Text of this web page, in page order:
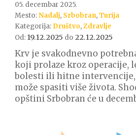
05. decembar 2025.
Mesto:Nadalj, Srbobran,Turija
Kategorija: Društvo,Zdravlje
Od: 19.12.2025 do 22.12.2025
Krv je svakodnevno
koji prolaze kroz operacije,
bolesti ili hitne intervencije,
može spasiti više života.
opštini Srbobran će u